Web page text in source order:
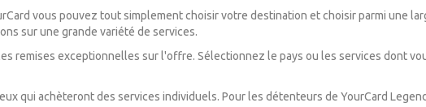
vous pouvez tout simplement choisir votre destination et choisir parmi une
sur une grande variété de services.
remises exceptionnelles sur l'offre. Sélectionnez le pays ou les services dont
qui achèteront des services individuels. Pour les détenteurs de YourCard